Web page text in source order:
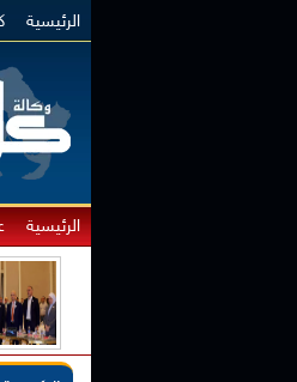
الرئيسية
الرئيسية